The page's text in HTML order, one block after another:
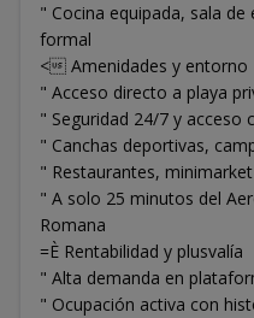
" Cocina equipada, sala
formal
< Amenidades y entorno
" Acceso directo a playa
" Seguridad 24/7 y acceso
" Canchas deportivas,
" Restaurantes,
" A solo 25 minutos del
Romana
=È Rentabilidad y plusvalía
" Alta demanda en
" Ocupación activa con